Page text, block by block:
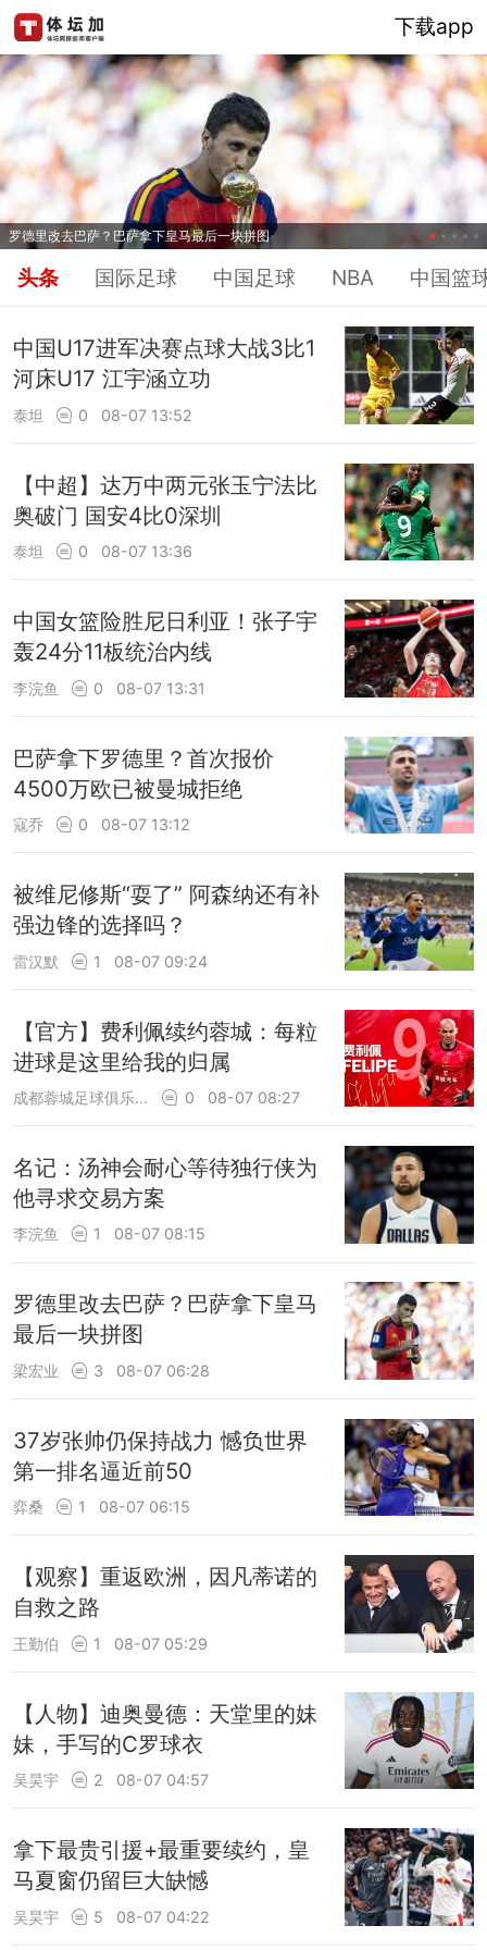
下载app
罗德里改去巴萨？巴萨拿下皇马最后一块拼图
头条 国际足球 中国足球 NBA 中国篮
中国U17进军决赛点球大战3比1
河床U17 江宇涵立功
泰坦 0 08-07 13:52
【中超】达万中两元张玉宁法比
奥破门 国安4比0深圳
泰坦 0 08-07 13:36
中国女篮险胜尼日利亚！张子宇
轰24分11板统治内线
李浣鱼 0 08-07 13:31
巴萨拿下罗德里？首次报价
4500万欧已被曼城拒绝
寇乔 0 08-07 13:12
被维尼修斯“耍了” 阿森纳还有补
强边锋的选择吗？
雷汉默 1 08-07 09:24
【官方】费利佩续约蓉城：每粒
进球是这里给我的归属
成都蓉城足球俱乐部 0 08-07 08:27
名记：汤神会耐心等待独行侠为
他寻求交易方案
李浣鱼 1 08-07 08:15
罗德里改去巴萨？巴萨拿下皇马
最后一块拼图
梁宏业 3 08-07 06:28
37岁张帅仍保持战力 憾负世界
第一排名逼近前50
弈桑 1 08-07 06:15
【观察】重返欧洲，因凡蒂诺的
自救之路
王勤伯 1 08-07 05:29
【人物】迪奥曼德：天堂里的妹
妹，手写的C罗球衣
吴昊宇 2 08-07 04:57
拿下最贵引援+最重要续约，皇
马夏窗仍留巨大缺憾
吴昊宇 5 08-07 04:22